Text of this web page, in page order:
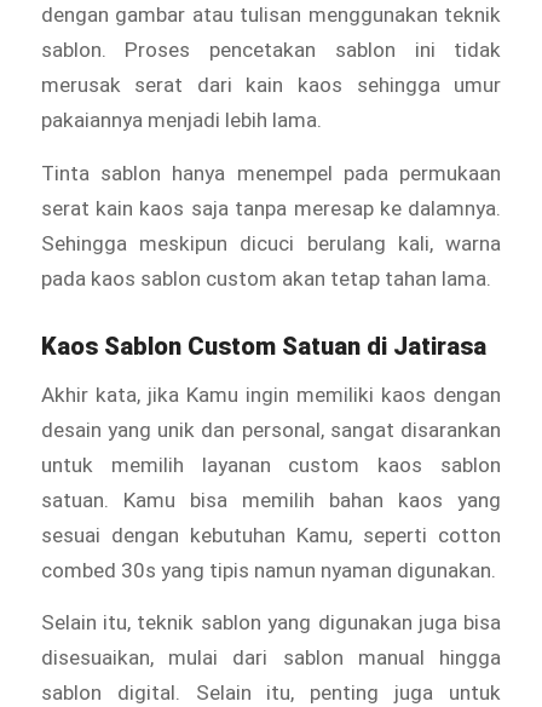
dengan gambar atau tulisan menggunakan teknik
sablon. Proses pencetakan sablon ini tidak
merusak serat dari kain kaos sehingga umur
pakaiannya menjadi lebih lama.
Tinta sablon hanya menempel pada permukaan
serat kain kaos saja tanpa meresap ke dalamnya.
Sehingga meskipun dicuci berulang kali, warna
pada kaos sablon custom akan tetap tahan lama.
Kaos Sablon Custom Satuan di Jatirasa
Akhir kata, jika Kamu ingin memiliki kaos dengan
desain yang unik dan personal, sangat disarankan
untuk memilih layanan custom kaos sablon
satuan. Kamu bisa memilih bahan kaos yang
sesuai dengan kebutuhan Kamu, seperti cotton
combed 30s yang tipis namun nyaman digunakan.
Selain itu, teknik sablon yang digunakan juga bisa
disesuaikan, mulai dari sablon manual hingga
sablon digital. Selain itu, penting juga untuk